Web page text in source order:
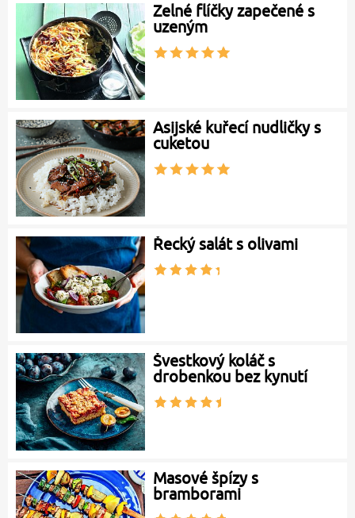
Zelné flíčky zapečené s
uzeným
Asijské kuřecí nudličky s
cuketou
Řecký salát s olivami
Švestkový koláč s
drobenkou bez kynutí
Masové špízy s
bramborami